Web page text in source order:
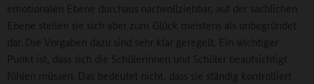
emotionalen Ebene durchaus nachvollziehbar, auf der sachlichen
Ebene stellen sie sich aber zum Glück meistens als unbegründet
dar. Die Vorgaben dazu sind sehr klar geregelt. Ein wichtiger
Punkt ist, dass sich die Schülerinnen und Schüler beaufsichtigt
fühlen müssen. Das bedeutet nicht, dass sie ständig kontrolliert